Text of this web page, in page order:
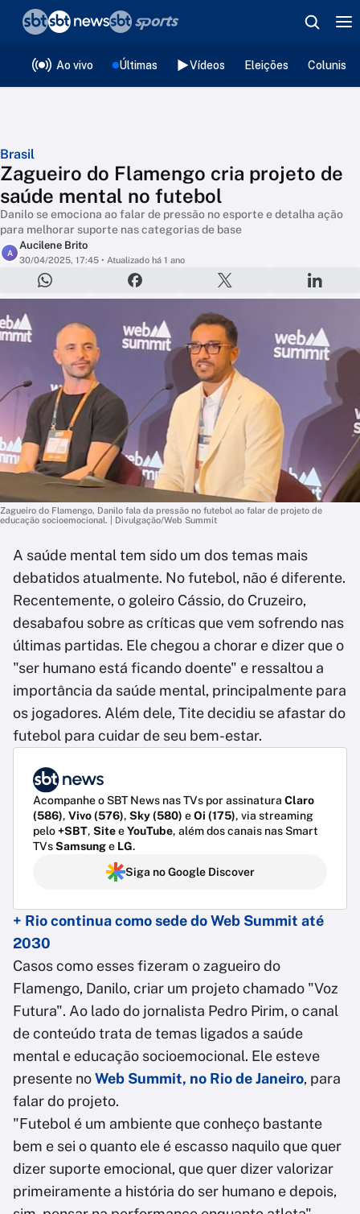
Ao vivo Últimas Vídeos Eleições
Brasil
Zagueiro do Flamengo cria projeto de
saúde mental no futebol
Danilo se emociona ao falar de pressão no esporte e detalha ação
para melhorar suporte nas categorias de base
A
Aucilene Brito
30/04/2025, 17:45 • Atualizado há 1 ano
Zagueiro do Flamengo, Danilo fala da pressão no futebol ao falar de projeto de
educação socioemocional. | Divulgação/Web Summit
A saúde mental tem sido um dos temas mais
debatidos atualmente. No futebol, não é diferente.
Recentemente, o goleiro Cássio, do Cruzeiro,
desabafou sobre as críticas que vem sofrendo nas
últimas partidas. Ele chegou a chorar e dizer que o
"ser humano está ficando doente" e ressaltou a
importância da saúde mental, principalmente para
os jogadores. Além dele, Tite decidiu se afastar do
futebol para cuidar de seu bem-estar.
Acompanhe o SBT News nas TVs por assinatura Claro
(586), Vivo (576), Sky (580) eOi (175), via streaming
pelo+SBT, SiteeYouTube, além dos canais nas Smart
TVsSamsunge LG.
Siga no Google Discover
+ Rio continua como sede do Web Summit até
2030
Casos como esses fizeram o zagueiro do
Flamengo, Danilo, criar um projeto chamado "Voz
Futura". Ao lado do jornalista Pedro Pirim, o canal
de conteúdo trata de temas ligados a saúde
mental e educação socioemocional. Ele esteve
presente noWeb Summit, no Rio de Janeiro, para
falar do projeto.
"Futebol é um ambiente que conheço bastante
bem e sei o quanto ele é escasso naquilo que quer
dizer suporte emocional, que quer dizer valorizar
primeiramente a história do ser humano e depois,
❮voltar
Editorias